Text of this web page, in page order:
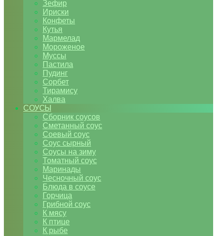
Зефир
Ириски
Конфеты
Кутья
Мармелад
Мороженое
Муссы
Пастила
Пудинг
Сорбет
Тирамису
Халва
СОУСЫ
Сборник соусов
Сметанный соус
Соевый соус
Соус сырный
Соусы на зиму
Томатный соус
Маринады
Чесночный соус
Блюда в соусе
Горчица
Грибной соус
К мясу
К птице
К рыбе